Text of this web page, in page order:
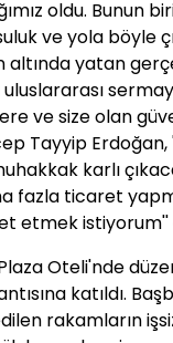
oldu. Bunun
ve yola böyle
altında yatan
ve size olan
Tayyip
karlı
fazla ticaret
etmek istiyorum''
Oteli'nde
katıldı.
rakamların